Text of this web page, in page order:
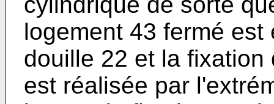
logement 43 fermé
douille 22 et la
est réalisée par